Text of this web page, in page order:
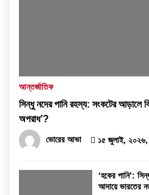
আন্তর্জাতিক
সিন্ধু নদের পানি রহস্য: সংকটের আড়ালে
অপরাধ’?
ভোরের আভা ১৫ জুলাই,
‘হকের পানি’:
আদায়ে ভারতের